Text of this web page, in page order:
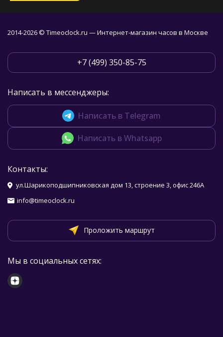
2014-2026 © Timeoclock.ru — Интернет-магазин часов в Москве
+7 (499) 350-85-75
Написать в мессенджеры:
Написать в Telegram
Написать в Whatsapp
Контакты:
ул.Шарикоподшипниковская дом 13, строение 3, офис 246А
info@timeoclock.ru
Проложить маршрут
Мы в социальных сетях: